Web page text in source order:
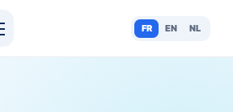
FR EN NL